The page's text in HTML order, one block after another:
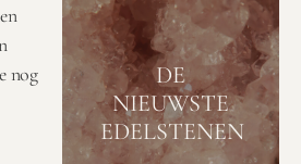
nog
DE
NIEUWSTE
EDELSTENEN